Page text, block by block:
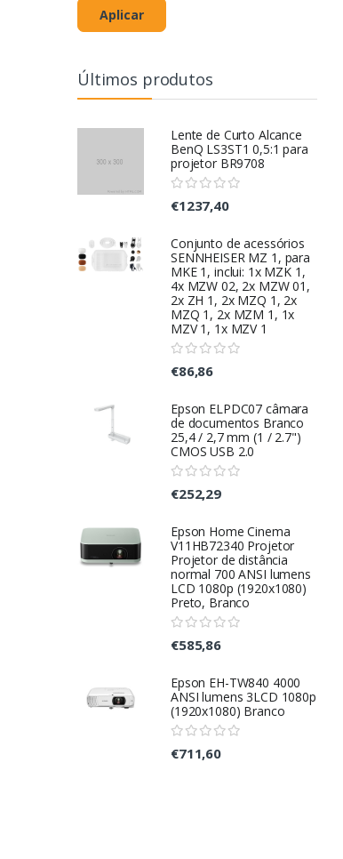
Aplicar
Últimos produtos
Lente de Curto Alcance
BenQ LS3ST1 0,5:1 para
projetor BR9708
€1237,40
Conjunto de acessórios
SENNHEISER MZ 1, para
MKE 1, inclui: 1x MZK 1,
4x MZW 02, 2x MZW 01,
2x ZH 1, 2x MZQ 1, 2x
MZQ 1, 2x MZM 1, 1x
MZV 1, 1x MZV 1
€86,86
Epson ELPDC07 câmara
de documentos Branco
25,4 / 2,7 mm (1 / 2.7")
CMOS USB 2.0
€252,29
Epson Home Cinema
V11HB72340 Projetor
Projetor de distância
normal 700 ANSI lumens
LCD 1080p (1920x1080)
Preto, Branco
€585,86
Epson EH-TW840 4000
ANSI lumens 3LCD 1080p
(1920x1080) Branco
€711,60